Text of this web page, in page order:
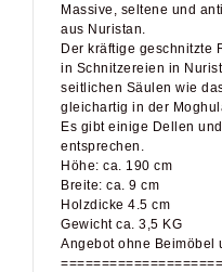
Massive, seltene und
aus Nuristan.
Der kräftige geschnitzte
in Schnitzereien in
seitlichen Säulen wie
gleichartig in der
Es gibt einige Dellen
entsprechen.
Höhe: ca. 190 cm
Breite: ca. 9 cm
Holzdicke 4.5 cm
Gewicht ca. 3,5 KG
Angebot ohne Beimöbel